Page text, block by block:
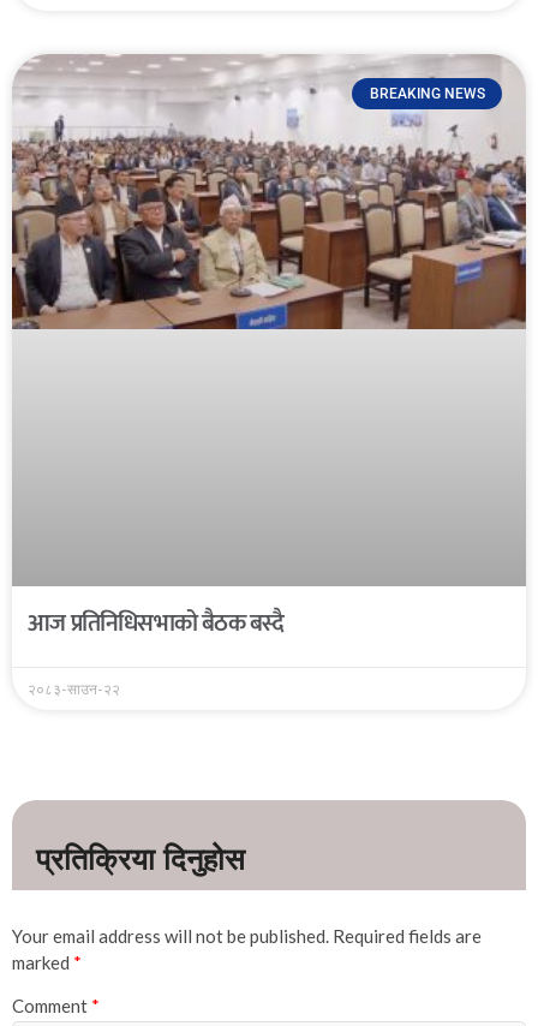
BREAKING NEWS
आज प्रतिनिधिसभाको बैठक बस्दै
२०८३-साउन-२२
Your email address will not be published. Required fields are
marked *
Comment *